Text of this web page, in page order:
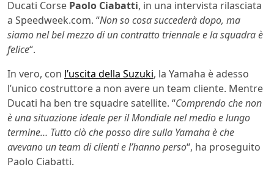
Ducati Corse Paolo Ciabatti, in una intervista rilasciata
a Speedweek.com. “Non so cosa succederà dopo, ma
siamo nel bel mezzo di un contratto triennale e la squadra è
felice“.
In vero, con l’uscita della Suzuki, la Yamaha è adesso
l’unico costruttore a non avere un team cliente. Mentre
Ducati ha ben tre squadre satellite. “Comprendo che non
è una situazione ideale per il Mondiale nel medio e lungo
termine… Tutto ciò che posso dire sulla Yamaha è che
avevano un team di clienti e l’hanno perso“, ha proseguito
Paolo Ciabatti.